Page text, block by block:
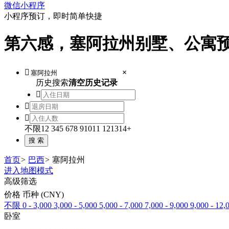
微信小程序
小程序预订，即时简单快捷
第六感，塞阿拉州别墅、公寓

×
历史搜索清空历史记录



不限1 2 345 678 91011 121314+
首页> 巴西> 塞阿拉州
进入地图模式
高级筛选
价格 币种 (CNY)
不限 0 - 3,000 3,000 - 5,000 5,000 - 7,000 7,000 - 9,000 9,000 -
卧室